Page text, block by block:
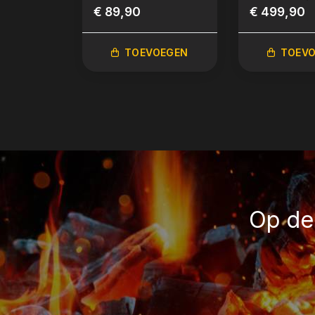
€ 89,90
TOEVOEGEN
€ 499,90
Op